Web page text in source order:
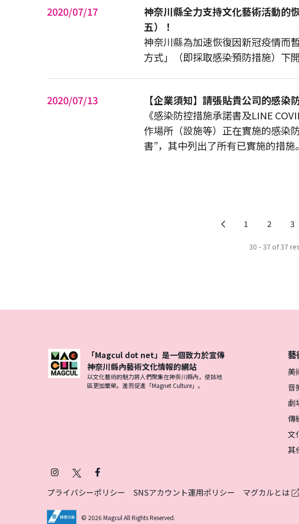
2020/07/17
神奈川縣全力支持文化藝術活動的
五）！
神奈川縣為加速恢復因新冠疫情而
方式」（即採取感染預防措施）下
2020/07/13
【企業須知】請張貼貴公司的感染
《感染防控措施承諾書及LINE
作場所（設施等）正在實施的感染
書”，其中列出了所有已實施的措施。
上
1 2 3
30 - 37 of 37
藝
美
音
劇
傳
文
其
「Magcul dot net」是一個致力於宣傳
神奈川縣內藝術文化情報的網站
以文化藝術的魅力將人們聚集在神奈川縣內，使該地
區更加繁榮。進而促進「Magnet Culture」。
InstagramFacebook
プライバシーポリシー SNSアカウント運用ポリシー マグカルとは
© 2026 Magcul All Rights Reserved.